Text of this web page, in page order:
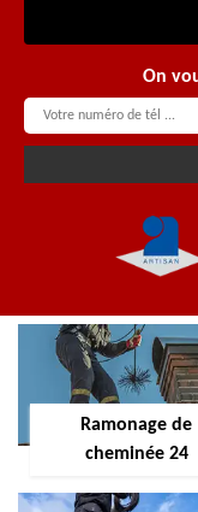
On
Ramonage de
cheminée 24